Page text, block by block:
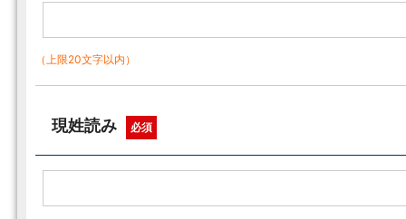
（上限20文字以内）
現姓読み 必須